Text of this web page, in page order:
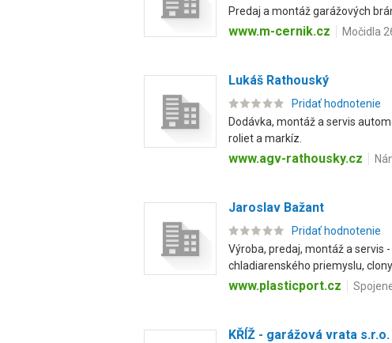
Predaj a montáž garážových
www.m-cernik.cz Močidla
Lukáš Rathouský
Pridať hodnotenie
Dodávka, montáž a servis
roliet a markíz.
www.agv-rathousky.cz
Jaroslav Bažant
Pridať hodnotenie
Výroba, predaj, montáž a servis
chladiarenského priemyslu, clony...
www.plasticport.cz
KŘÍŽ - garážová vrata s.r.o.